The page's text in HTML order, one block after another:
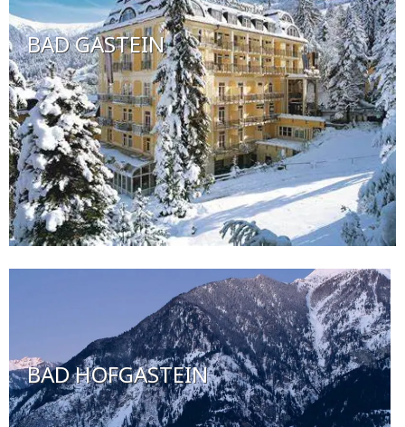
BAD GASTEIN
BAD HOFGASTEIN